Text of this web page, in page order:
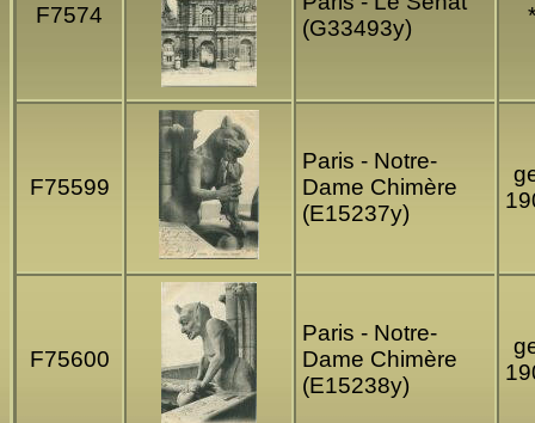
F7574
(G33493y)
*
F75599
Paris - Notre-
Dame Chimère
(E15237y)
F75600
Paris - Notre-
Dame Chimère
(E15238y)